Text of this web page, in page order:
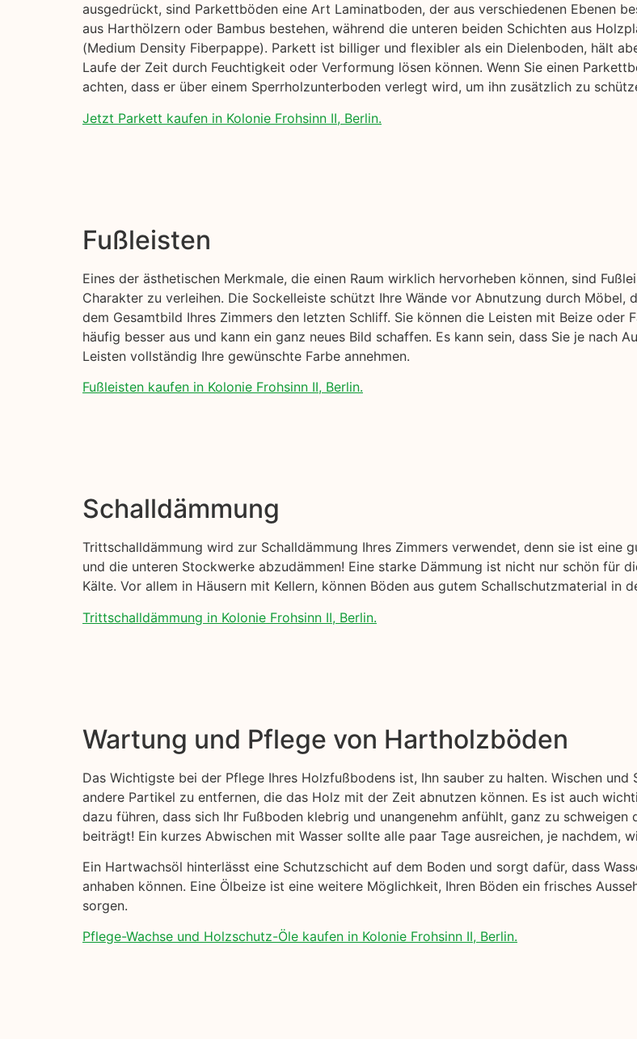
ausgedrückt, sind Parkettböden eine Art Laminatboden, der aus verschiedenen Ebenen
aus Harthölzern oder Bambus bestehen, während die unteren beiden Schichten aus
(Medium Density Fiberpappe). Parkett ist billiger und flexibler als ein Dielenboden, hält
Laufe der Zeit durch Feuchtigkeit oder Verformung lösen können. Wenn Sie einen
achten, dass er über einem Sperrholzunterboden verlegt wird, um ihn zusätzlich zu
Jetzt Parkett kaufen in Kolonie Frohsinn II, Berlin.
Fußleisten
Eines der ästhetischen Merkmale, die einen Raum wirklich hervorheben können, sind
Charakter zu verleihen. Die Sockelleiste schützt Ihre Wände vor Abnutzung durch Möbel,
dem Gesamtbild Ihres Zimmers den letzten Schliff. Sie können die Leisten mit Beize oder
häufig besser aus und kann ein ganz neues Bild schaffen. Es kann sein, dass Sie je nach
Leisten vollständig Ihre gewünschte Farbe annehmen.
Fußleisten kaufen in Kolonie Frohsinn II, Berlin.
Schalldämmung
Trittschalldämmung wird zur Schalldämmung Ihres Zimmers verwendet, denn sie ist eine
und die unteren Stockwerke abzudämmen! Eine starke Dämmung ist nicht nur schön für
Kälte. Vor allem in Häusern mit Kellern, können Böden aus gutem Schallschutzmaterial in
Trittschalldämmung in Kolonie Frohsinn II, Berlin.
Wartung und Pflege von Hartholzböden
Das Wichtigste bei der Pflege Ihres Holzfußbodens ist, Ihn sauber zu halten. Wischen
andere Partikel zu entfernen, die das Holz mit der Zeit abnutzen können. Es ist auch
dazu führen, dass sich Ihr Fußboden klebrig und unangenehm anfühlt, ganz zu
beiträgt! Ein kurzes Abwischen mit Wasser sollte alle paar Tage ausreichen, je nachdem,
Ein Hartwachsöl hinterlässt eine Schutzschicht auf dem Boden und sorgt dafür, dass
anhaben können. Eine Ölbeize ist eine weitere Möglichkeit, Ihren Böden ein frisches
sorgen.
Pflege-Wachse und Holzschutz-Öle kaufen in Kolonie Frohsinn II, Berlin.